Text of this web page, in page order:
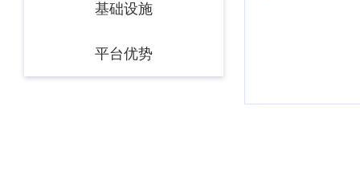
基础设施
平台优势